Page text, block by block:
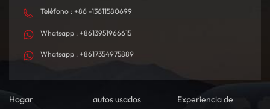
Teléfono : +86 -13611580699
Whatsapp : +8613951966615
Whatsapp : +8617354975889
Hogar autos usados Experiencia de